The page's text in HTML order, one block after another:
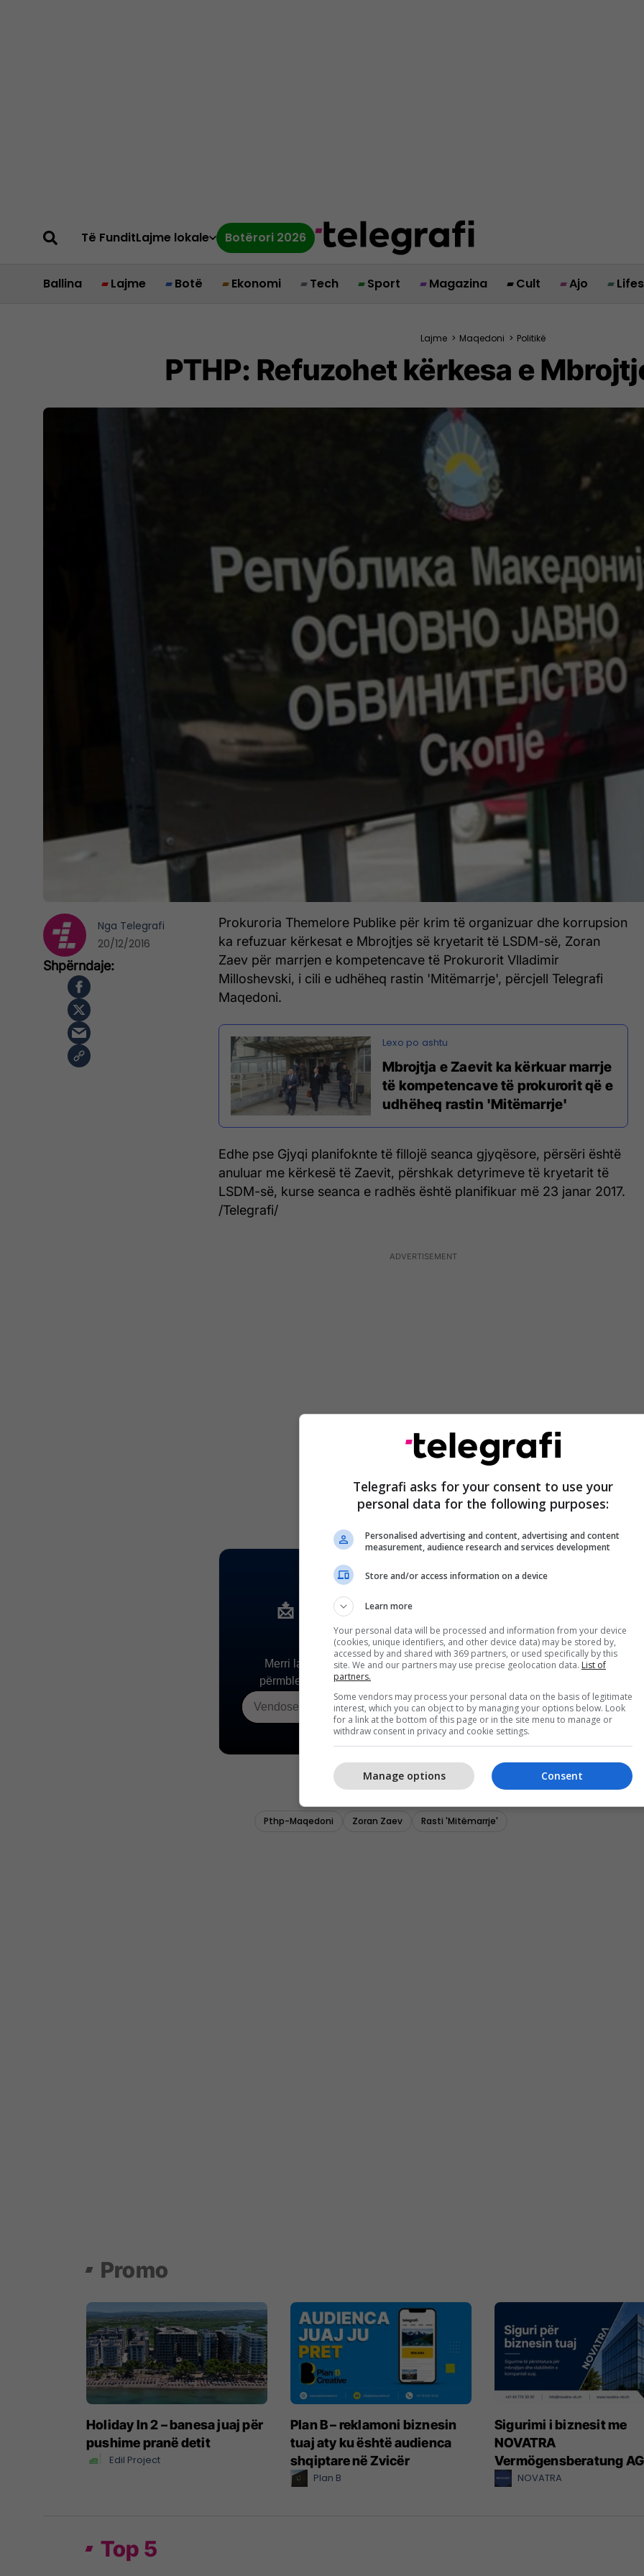
Të FunditLajme lokale Botërori 2026
Ballina Lajme Botë Ekonomi Tech Sport Magazina Cult Ajo
Lajme > Maqedoni > Politikë
PTHP: Refuzohet kërkesa e
Prokuroria Themelore Publike për krim të organizuar dhe korrupsion
ka refuzuar kërkesat e Mbrojtjes së kryetarit të LSDM-së, Zoran
Zaev për marrjen e kompetencave të Prokurorit Vlladimir
Milloshevski, i cili e udhëheq rastin 'Mitëmarrje', përcjell Telegrafi
Maqedoni.
Mbrojtja e Zaevit ka kërkuar marrje
të kompetencave të prokurorit që e
udhëheq rastin 'Mitëmarrje'
Edhe pse Gjyqi planifoknte të fillojë seanca gjyqësore, përsëri është
anuluar me kërkesë të Zaevit, përshkak detyrimeve të kryetarit të
LSDM-së, kurse seanca e radhës është planifikuar më 23 janar 2017.
/Telegrafi/
Nga Telegrafi
20/12/2016
Telegrafi asks for your consent to use your
personal data for the following purposes:
Personalised advertising and content, advertising and content
measurement, audience research and services development
Store and/or access information on a device
Learn more
Your personal data will be processed and information from your device
(cookies, unique identifiers, and other device data) may be stored by,
accessed by and shared with 369 partners, or used specifically by this
site. We and our partners may use precise geolocation data. List of
partners.
Some vendors may process your personal data on the basis of legitimate
interest, which you can object to by managing your options below. Look
for a link at the bottom of this page or in the site menu to manage or
withdraw consent in privacy and cookie settings.
Consent
Manage options